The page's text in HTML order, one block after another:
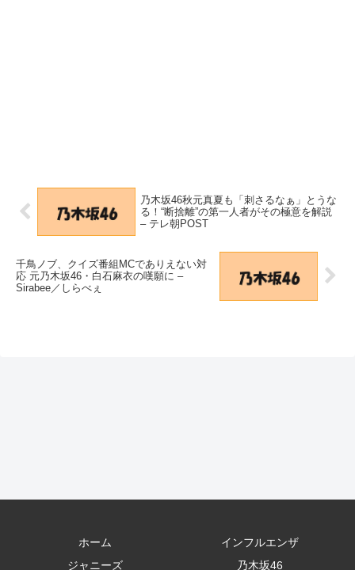
乃木坂46秋元真夏も「刺さるなぁ」とうな
る！“断捨離”の第一人者がその極意を解説
– テレ朝POST
千鳥ノブ、クイズ番組MCでありえない対
応 元乃木坂46・白石麻衣の嘆願に –
Sirabee／しらべぇ
ホーム
インフルエンザ
ジャニーズ
乃木坂46